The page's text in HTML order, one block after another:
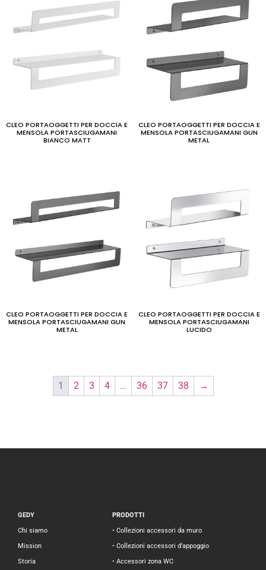
CLEO PORTAOGGETTI PER DOCCIA E
MENSOLA PORTASCIUGAMANI
BIANCO MATT
CLEO PORTAOGGETTI PER DOCCIA E
MENSOLA PORTASCIUGAMANI GUN
METAL
CLEO PORTAOGGETTI PER DOCCIA E
MENSOLA PORTASCIUGAMANI GUN
METAL
CLEO PORTAOGGETTI PER DOCCIA E
MENSOLA PORTASCIUGAMANI
LUCIDO
1 2 3 4 … 36 37 38 →
GEDY
Chi siamo
Mission
Storia
PRODOTTI
• Collezioni accessori da muro
• Collezioni accessori d’appoggio
• Accessori zona WC